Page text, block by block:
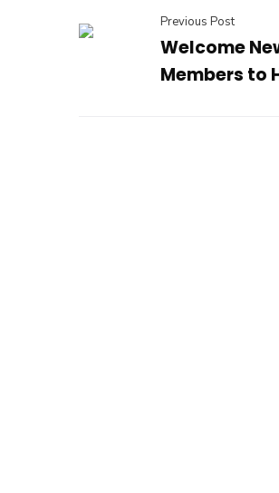
Previous Post
Welcome
Members to